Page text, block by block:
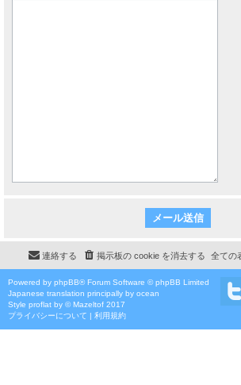
全ての
掲示板の cookie を消去する
連絡する
Powered by phpBB® Forum Software © phpBB Limited
Japanese translation principally by ocean
Style proflat by ©Mazeltof 2017
プライバシーについて | 利用規約